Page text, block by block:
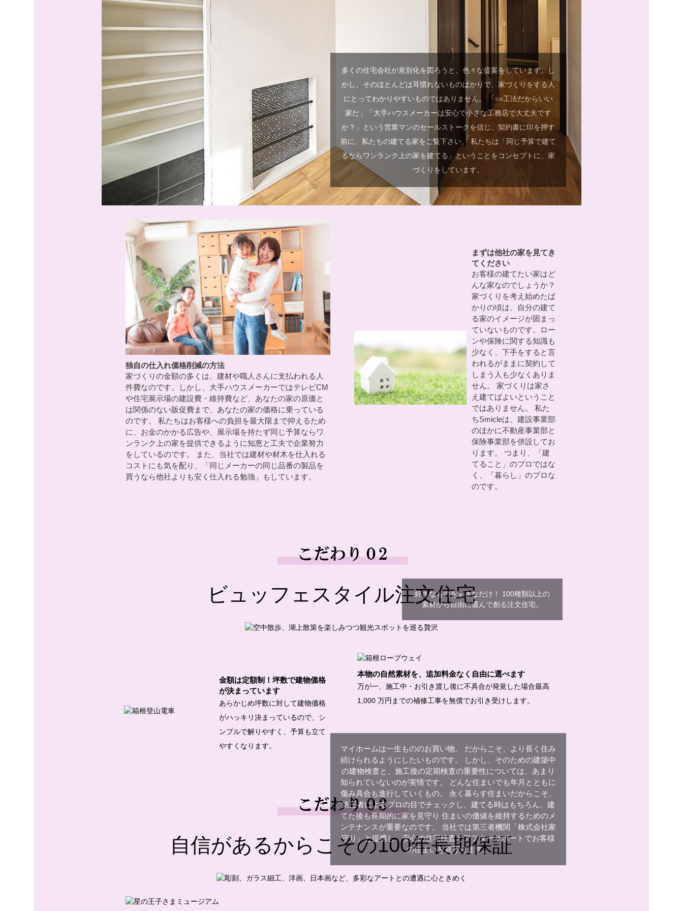
多くの住宅会社が差別化を図ろうと、色々な提案をしています。し
かし、そのほとんどは耳慣れないものばかりで、家づくりをする人
にとってわかりやすいものではありません。 「○○工法だからいい
家だ」「大手ハウスメーカーは安心で小さな工務店で大丈夫です
か？」という営業マンのセールストークを信じ、契約書に印を押す
前に、私たちの建てる家をご覧下さい。 私たちは「同じ予算で建て
るならワンランク上の家を建てる」ということをコンセプトに、家
づくりをしています。
独自の仕入れ価格削減の方法
家づくりの金額の多くは、建材や職人さんに支払われる人
件費なのです。しかし、大手ハウスメーカーではテレビCM
や住宅展示場の建設費・維持費など、あなたの家の原価と
は関係のない販促費まで、あなたの家の価格に乗っている
のです。 私たちはお客様への負担を最大限まで抑えるため
に、お金のかかる広告や、展示場を持たず同じ予算ならワ
ンランク上の家を提供できるように知恵と工夫で企業努力
をしているのです。 また、当社では建材や材木を仕入れる
コストにも気を配り、「同じメーカーの同じ品番の製品を
買うなら他社よりも安く仕入れる勉強」もしています。
まずは他社の家を見てき
てください
お客様の建てたい家はど
んな家なのでしょうか？
家づくりを考え始めたば
かりの頃は、自分の建て
る家のイメージが固まっ
ていないものです。ロー
ンや保険に関する知識も
少なく、下手をすると言
われるがままに契約して
しまう人も少なくありま
せん。 家づくりは家さ
え建てばよいということ
ではありません。 私た
ちSmicleは、建設事業部
のほかに不動産事業部と
保険事業部を併設してお
ります。 つまり、「建
てること」のプロではな
く、「暮らし」のプロな
のです。
ビュッフェスタイル注文住宅好きなものをすきなだけ！ 100種類以上の
素材から自由に選んで創る注文住宅。
金額は定額制！坪数で建物価格
が決まっています
あらかじめ坪数に対して建物価格
がハッキリ決まっているので、シ
ンプルで解りやすく、予算も立て
やすくなります。
本物の自然素材を、追加料金なく自由に選べます
万が一、施工中・お引き渡し後に不具合が発覚した場合最高
1,000 万円までの補修工事を無償でお引き受けします。
自信があるからこその100年長期保証
マイホームは一生もののお買い物。 だからこそ、より長く住み
続けられるようにしたいものです。 しかし、そのための建築中
の建物検査と、施工後の定期検査の重要性については、あまり
知られていないのが実情です。 どんな住まいでも年月とともに
傷み具合も進行していくもの。 永く暮らす住まいだからこそ、
第三者によるプロの目でチェックし、建てる時はもちろん、建
てた後も長期的に家を見守り 住まいの価値を維持するためのメ
ンテナンスが重要なのです。 当社では第三者機関「株式会社家
守り」と提携し、安心の住宅検査とアフターサポートでお客様
の住まいを見守ります。